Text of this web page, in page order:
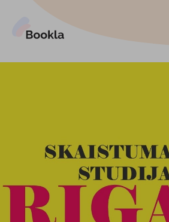
Español
Latviski